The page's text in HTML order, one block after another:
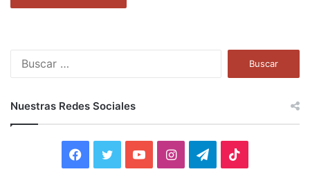
r
:
Nuestras Redes Sociales
I